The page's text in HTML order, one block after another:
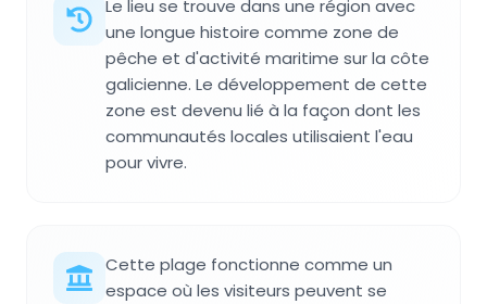
Le lieu se trouve dans une région avec
une longue histoire comme zone de
pêche et d'activité maritime sur la côte
galicienne. Le développement de cette
zone est devenu lié à la façon dont les
communautés locales utilisaient l'eau
pour vivre.
Cette plage fonctionne comme un
espace où les visiteurs peuvent se